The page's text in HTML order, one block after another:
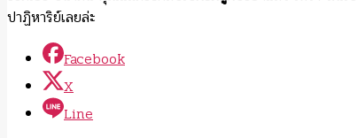
ปาฏิหาริย์เลยล่ะ
Facebook
X
Line